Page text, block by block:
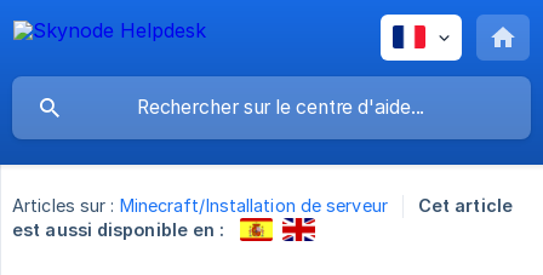
Articles sur : Minecraft/Installation de serveur
Cet article
est aussi disponible en :